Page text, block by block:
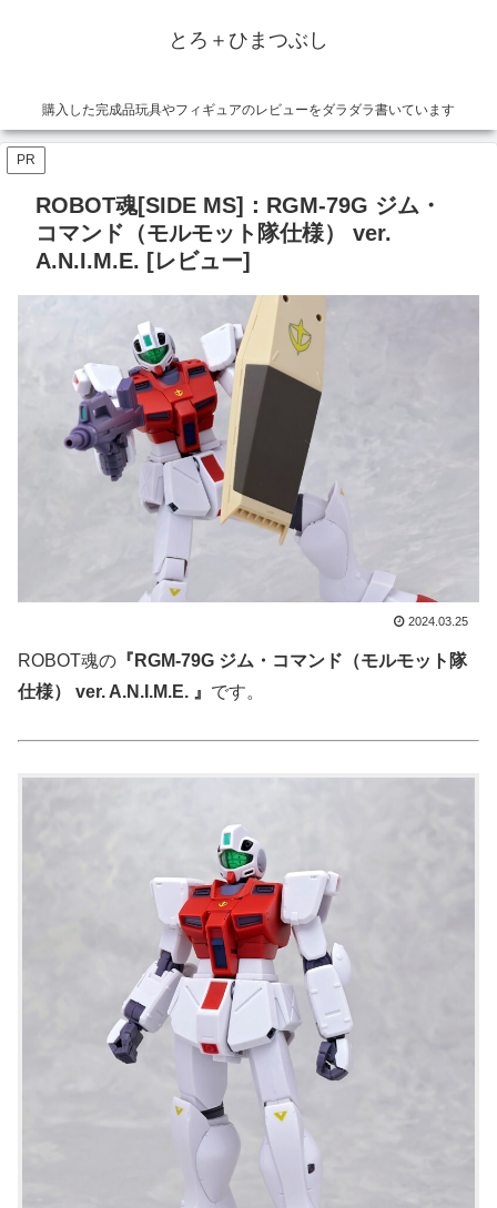
とろ＋ひまつぶし
購入した完成品玩具やフィギュアのレビューをダラダラ書いています
PR
ROBOT魂[SIDE MS]：RGM-79G ジム・
コマンド（モルモット隊仕様） ver.
A.N.I.M.E. [レビュー]
2024.03.25
ROBOT魂の 『RGM-79G ジム・コマンド（モルモット隊
仕様） ver. A.N.I.M.E. 』 です。